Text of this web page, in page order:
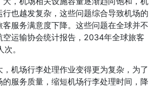
也越发复杂，这些问题综合导致机场的
服务满意度下降。这些问题在全球并不
空运输协会统计报告，2034年全球旅客
。
机场行李处理作业变得更为复杂，为了
服务质量，缩短机场行李处理时间，降